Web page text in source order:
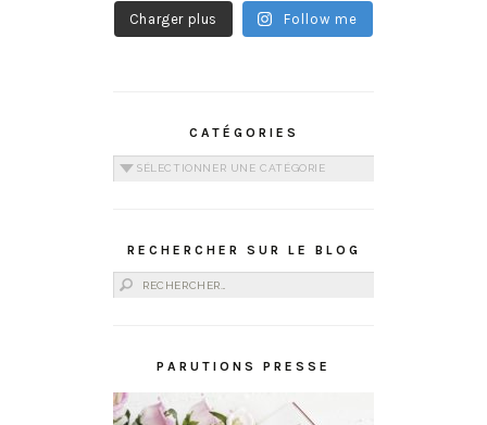
Charger plus Follow me
CATÉGORIES
Catégories
RECHERCHER SUR LE BLOG
Rechercher :
PARUTIONS PRESSE